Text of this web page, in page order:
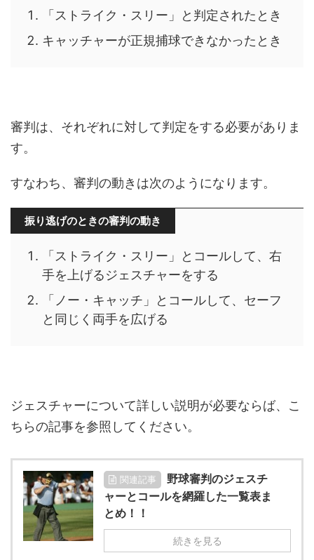
「ストライク・スリー」と判定されたとき
キャッチャーが正規捕球できなかったとき
審判は、それぞれに対して判定をする必要がありま
す。
すなわち、審判の動きは次のようになります。
振り逃げのときの審判の動き
「ストライク・スリー」とコールして、右
手を上げるジェスチャーをする
「ノー・キャッチ」とコールして、セーフ
と同じく両手を広げる
ジェスチャーについて詳しい説明が必要ならば、こ
ちらの記事を参照してください。
関連記事
野球審判のジェスチ
ャーとコールを網羅した一覧表ま
とめ！！
続きを見る